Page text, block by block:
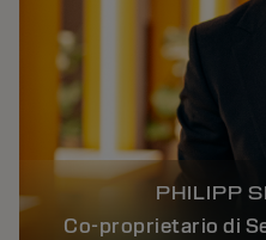
PHILIPP
Co-proprietario di